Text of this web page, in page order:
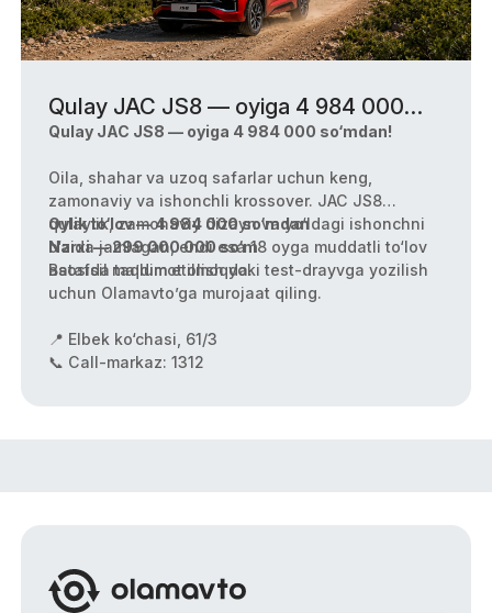
Qulay JAC JS8 — oyiga 4 984 000
so‘mdan!
Qulay JAC JS8 — oyiga 4 984 000 so‘mdan!
Oila, shahar va uzoq safarlar uchun keng,
zamonaviy va ishonchli krossover. JAC JS8
qulaylik, zamonaviy dizayn va yo‘ldagi ishonchni
o‘zida jamlagan, endi esa 18 oyga muddatli to‘lov
asosida taqdim etilmoqda.
Oylik to‘lov — 4 984 000 so‘mdan
Narxi — 299 000 000 so‘m
Batafsil ma’lumot olish yoki test-drayvga yozilish
uchun Olamavto’ga murojaat qiling.
📍 Elbek ko‘chasi, 61/3
📞 Call-markaz: 1312